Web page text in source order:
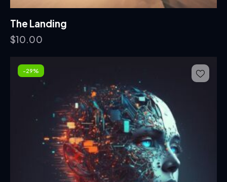
The Landing
$10.00
-29%